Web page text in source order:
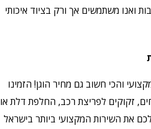
ואנו משתמשים אך ורק בציוד איכותי
והכי חשוב גם מחיר הוגן! הזמינו
זקוקים לפריצת רכב, החלפת דלת או
את השירות המקצועי ביותר בישראל